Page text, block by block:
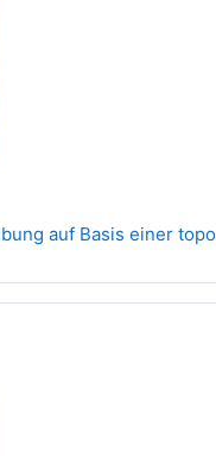
auf Basis einer